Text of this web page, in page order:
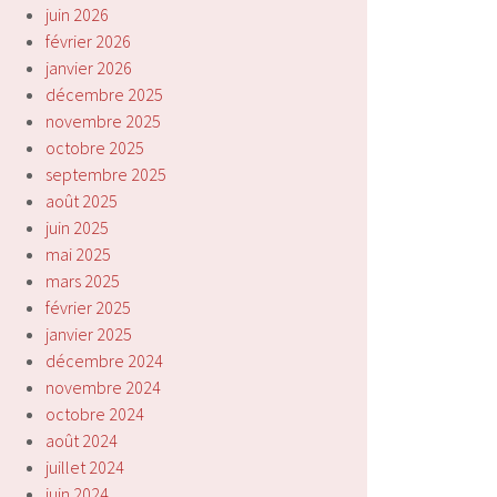
juin 2026
février 2026
janvier 2026
décembre 2025
novembre 2025
octobre 2025
septembre 2025
août 2025
juin 2025
mai 2025
mars 2025
février 2025
janvier 2025
décembre 2024
novembre 2024
octobre 2024
août 2024
juillet 2024